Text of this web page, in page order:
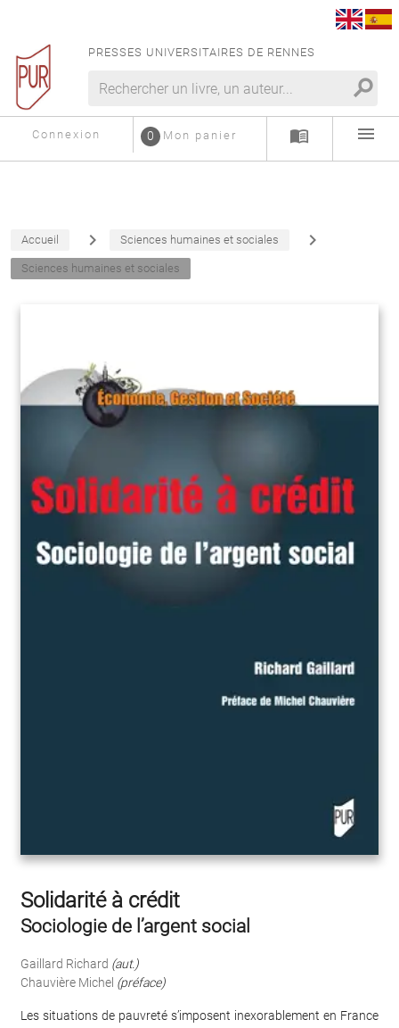
PRESSES UNIVERSITAIRES DE RENNES
search
Connexion Mon panier
0 menu_book menu
Accueil navigate_next Sciences humaines et sociales navigate_next
Sciences humaines et sociales
Solidarité à crédit
Sociologie de l’argent social
Gaillard Richard (aut.)
Chauvière Michel (préface)
Les situations de pauvreté s’imposent inexorablement en France